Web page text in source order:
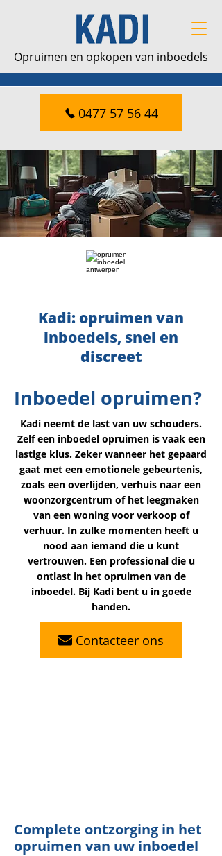
Opruimen en opkopen van inboedels
0477 57 56 44
Kadi: opruimen van
inboedels, snel en
discreet
Inboedel opruimen?
Kadi neemt de last van uw schouders.
Zelf een inboedel opruimen is vaak een
lastige klus. Zeker wanneer het gepaard
gaat met een emotionele gebeurtenis,
zoals een overlijden, verhuis naar een
woonzorgcentrum of het leegmaken
van een woning voor verkoop of
verhuur. In zulke momenten heeft u
nood aan iemand die u kunt
vertrouwen. Een professional die u
ontlast in het opruimen van de
inboedel. Bij Kadi bent u in goede
handen.
Contacteer ons
Complete ontzorging in het
opruimen van uw inboedel